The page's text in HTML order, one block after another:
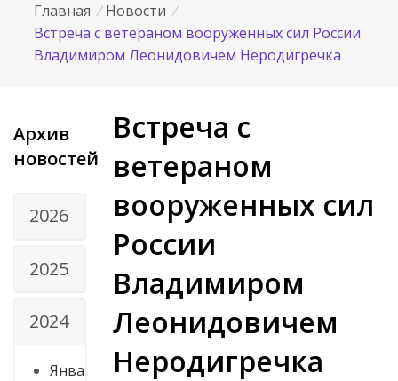
Главная / Новости /
Встреча с ветераном вооруженных сил России
Владимиром Леонидовичем Неродигречка
Архив
новостей
2026
2025
2024
Янва
Встреча с
ветераном
вооруженных сил
России
Владимиром
Леонидовичем
Неродигречка